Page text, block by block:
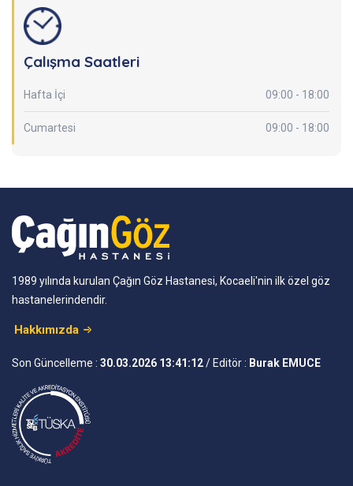
Çalışma Saatleri
Hafta İçi 09:00 - 18:00
Cumartesi 09:00 - 18:00
1989 yılında kurulan Çağın Göz Hastanesi, Kocaeli'nin ilk özel göz
hastanelerindendir.
Hakkımızda
Son Güncelleme : 30.03.2026 13:41:12/ Editör : Burak EMUCE